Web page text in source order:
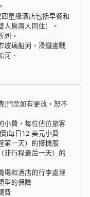
星級酒店包括早餐和
人房兩人同住）。
列。
玻璃船河、滑鐵盧戰
河、
(門票如有更改，恕不
小費，每位佔位旅客
)每日12 美元小費
第一天）的接機服
非行程最后一天）的
場和酒店的行李處理
型的保險
費